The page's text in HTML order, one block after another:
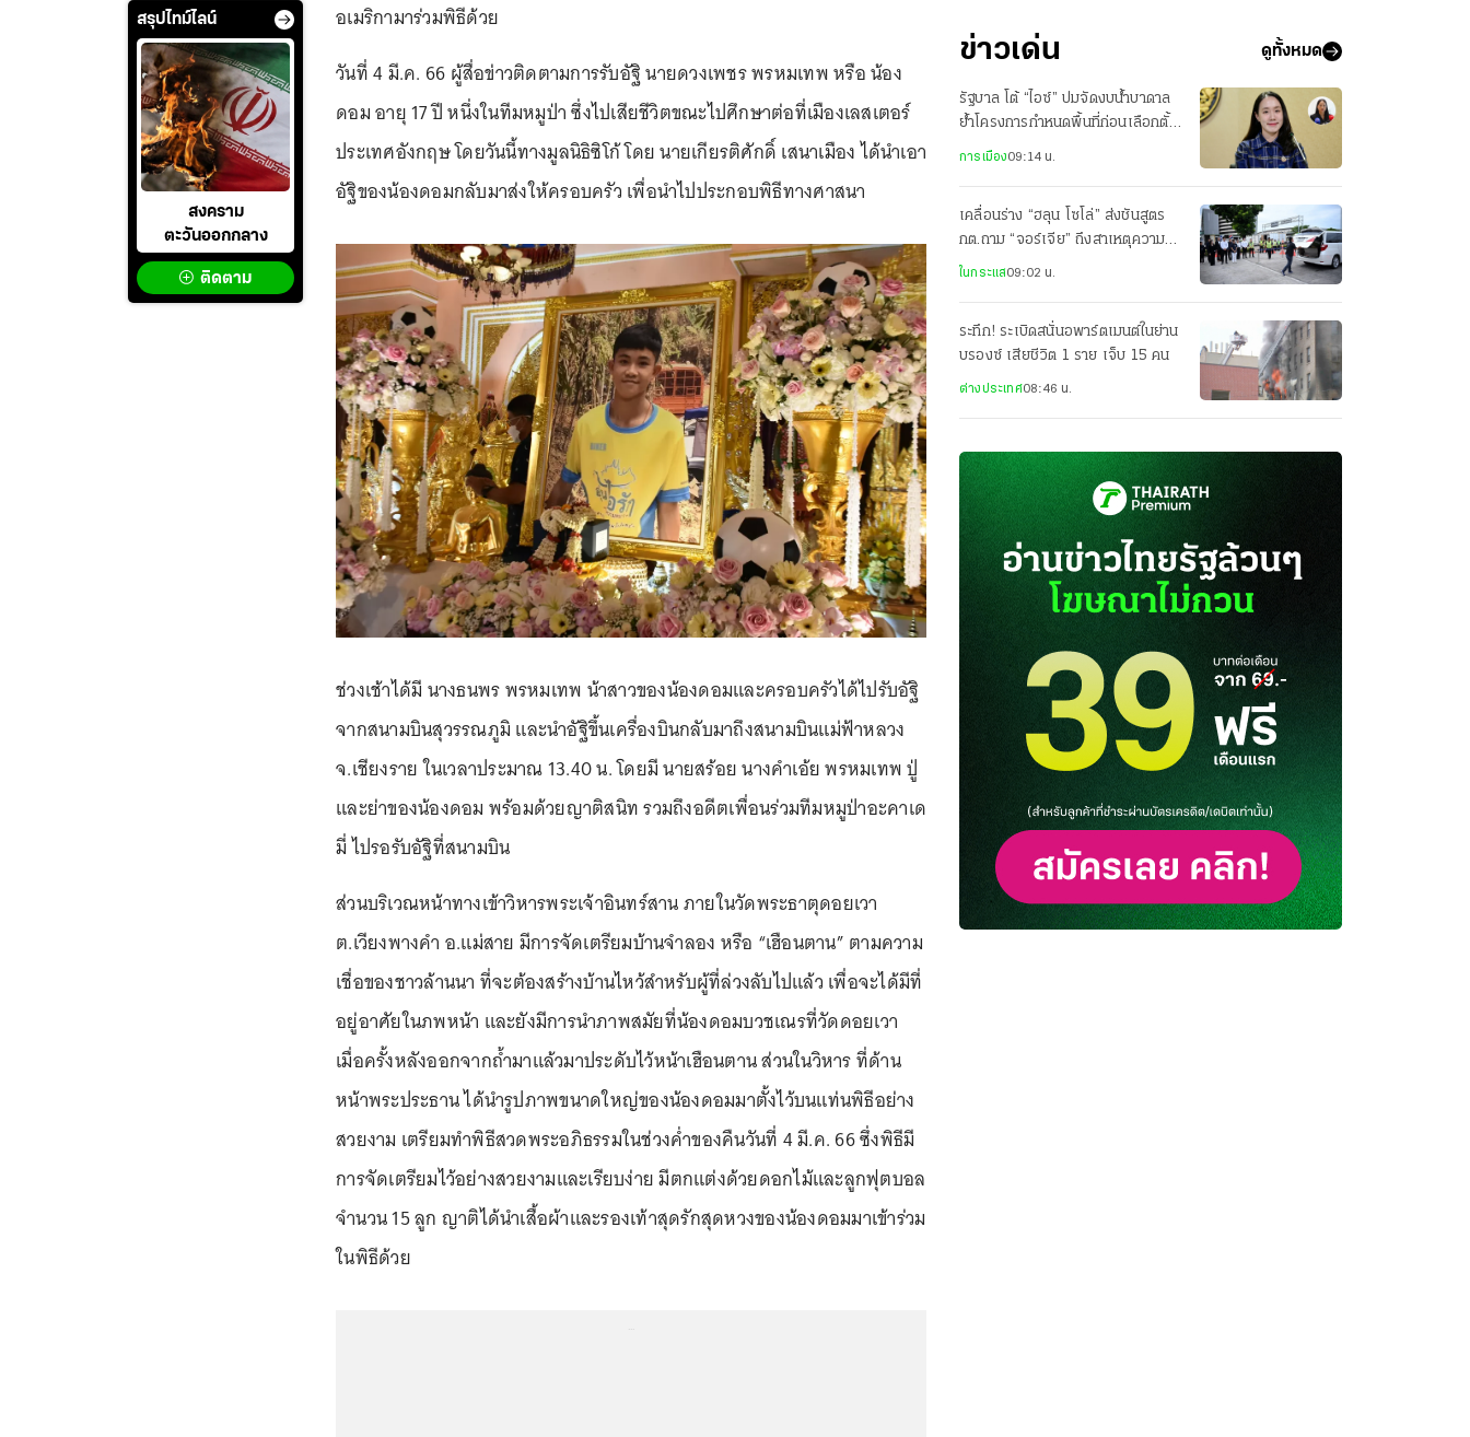
สรุปไทม์ไลน์
สงคราม
ตะวันออกกลาง
ติดตาม
อเมริกามาร่วมพิธีด้วย
วันที่ 4 มี.ค. 66 ผู้สื่อข่าวติดตามการรับอัฐิ นายดวงเพชร พรหมเทพ หรือ น้อง
ดอม อายุ 17 ปี หนึ่งในทีมหมูป่า ซึ่งไปเสียชีวิตขณะไปศึกษาต่อที่เมืองเลสเตอร์
ประเทศอังกฤษ โดยวันนี้ทางมูลนิธิซิโก้ โดย นายเกียรติศักดิ์ เสนาเมือง ได้นำเอา
อัฐิของน้องดอมกลับมาส่งให้ครอบครัว เพื่อนำไปประกอบพิธีทางศาสนา
ช่วงเช้าได้มี นางธนพร พรหมเทพ น้าสาวของน้องดอมและครอบครัวได้ไปรับอัฐิ
จากสนามบินสุวรรณภูมิ และนำอัฐิขึ้นเครื่องบินกลับมาถึงสนามบินแม่ฟ้าหลวง
จ.เชียงราย ในเวลาประมาณ 13.40 น. โดยมี นายสร้อย นางคำเอ้ย พรหมเทพ ปู่
และย่าของน้องดอม พร้อมด้วยญาติสนิท รวมถึงอดีตเพื่อนร่วมทีมหมูป่าอะคาเด
มี่ ไปรอรับอัฐิที่สนามบิน
ส่วนบริเวณหน้าทางเข้าวิหารพระเจ้าอินทร์สาน ภายในวัดพระธาตุดอยเวา
ต.เวียงพางคำ อ.แม่สาย มีการจัดเตรียมบ้านจำลอง หรือ “เฮือนตาน” ตามความ
เชื่อของชาวล้านนา ที่จะต้องสร้างบ้านไหว้สำหรับผู้ที่ล่วงลับไปแล้ว เพื่อจะได้มีที่
อยู่อาศัยในภพหน้า และยังมีการนำภาพสมัยที่น้องดอมบวชเณรที่วัดดอยเวา
เมื่อครั้งหลังออกจากถ้ำมาแล้วมาประดับไว้หน้าเฮือนตาน ส่วนในวิหาร ที่ด้าน
หน้าพระประธาน ได้นำรูปภาพขนาดใหญ่ของน้องดอมมาตั้งไว้บนแท่นพิธีอย่าง
สวยงาม เตรียมทำพิธีสวดพระอภิธรรมในช่วงค่ำของคืนวันที่ 4 มี.ค. 66 ซึ่งพิธีมี
การจัดเตรียมไว้อย่างสวยงามและเรียบง่าย มีตกแต่งด้วยดอกไม้และลูกฟุตบอล
จำนวน 15 ลูก ญาติได้นำเสื้อผ้าและรองเท้าสุดรักสุดหวงของน้องดอมมาเข้าร่วม
ในพิธีด้วย
ข่าวเด่น ดูทั้งหมด
รัฐบาล โต้ “ไอซ์” ปมจัดงบน้ำบาดาล
ย้ำโครงการกำหนดพื้นที่ก่อนเลือกตั้ง
ไม่ใช่จัดสรรตามการเมือง
การเมือง09:14 น.
เคลื่อนร่าง “ฮลุน โซโล่” ส่งชันสูตร
กต.ถาม “จอร์เจีย” ถึงสาเหตุความ
ล่าช้าที่ผ่านมา
ในกระแส09:02 น.
ระทึก! ระเบิดสนั่นอพาร์ตเมนต์ในย่าน
บรองซ์ เสียชีวิต 1 ราย เจ็บ 15 คน
ต่างประเทศ08:46 น.